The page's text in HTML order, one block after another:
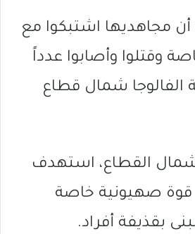
أن مجاهديها اشتبكوا مع
وقتلوا وأصابوا عدداً
شمال قطاع
القطاع، استهدف
قوة صهيونية خاصة
بقذيفة أفراد.